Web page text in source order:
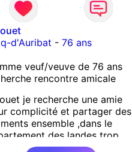
d'Auribat -76 ans
veuf/veuve de 76 ans
rencontre amicale
je recherche une amie
complicité et partager des
ensemble ,dans le
des landes trop
c'est dèja un échec car la